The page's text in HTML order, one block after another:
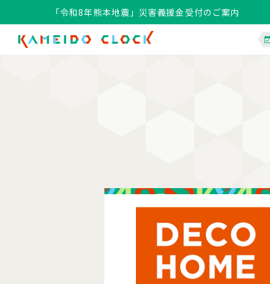
「令和8年熊本地震」災害義援金受付のご案内